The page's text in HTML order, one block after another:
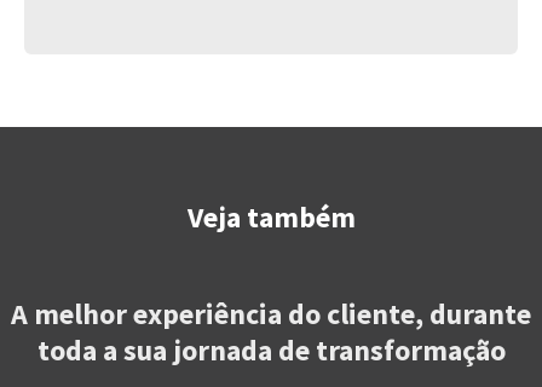
Veja também
A melhor experiência do cliente, durante
toda a sua jornada de transformação